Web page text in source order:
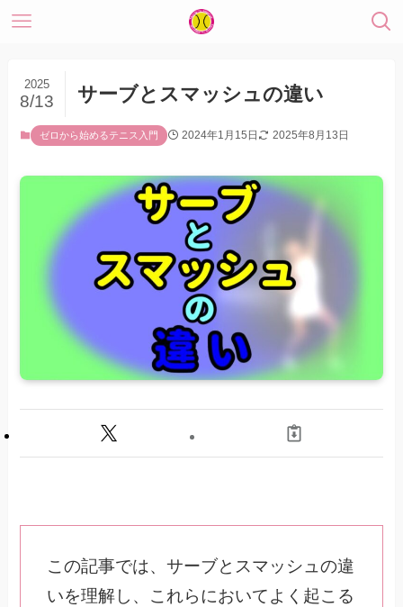
サーブとスマッシュの違い
2025
8/13
ゼロから始めるテニス入門 2024年1月15日 2025年8月13日
この記事では、サーブとスマッシュの違
いを理解し、これらにおいてよく起こる